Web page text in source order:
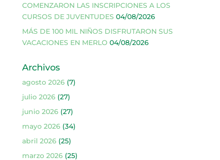
COMENZARON LAS INSCRIPCIONES A LOS
CURSOS DE JUVENTUDES 04/08/2026
MÁS DE 100 MIL NIÑOS DISFRUTARON SUS
VACACIONES EN MERLO 04/08/2026
Archivos
agosto 2026(7)
julio 2026(27)
junio 2026(27)
mayo 2026(34)
abril 2026(25)
marzo 2026(25)